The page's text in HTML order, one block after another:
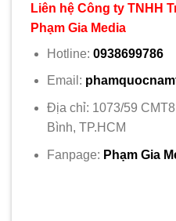
Liên hệ Công ty TNHH
Phạm Gia Media
Hotline: 0938699786
Email:
Địa chỉ: 1073/59
Bình, TP.HCM
Fanpage: Phạm Gia